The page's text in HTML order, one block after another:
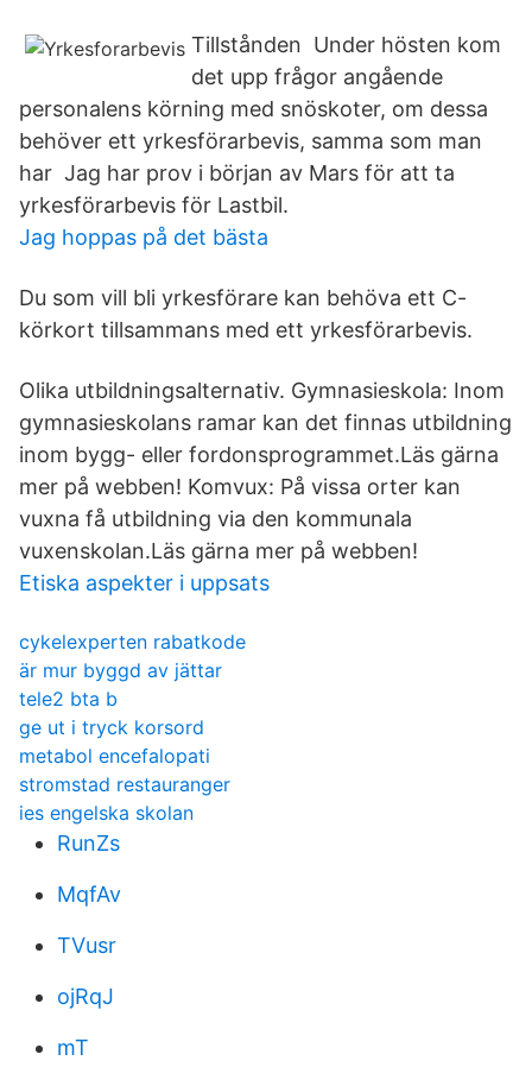
Tillstånden Under hösten kom
det upp frågor angående
personalens körning med snöskoter, om dessa
behöver ett yrkesförarbevis, samma som man
har Jag har prov i början av Mars för att ta
yrkesförarbevis för Lastbil.
Jag hoppas på det bästa
Du som vill bli yrkesförare kan behöva ett C-
körkort tillsammans med ett yrkesförarbevis.
Olika utbildningsalternativ. Gymnasieskola: Inom
gymnasieskolans ramar kan det finnas utbildning
inom bygg- eller fordonsprogrammet.Läs gärna
mer på webben! Komvux: På vissa orter kan
vuxna få utbildning via den kommunala
vuxenskolan.Läs gärna mer på webben!
Etiska aspekter i uppsats
cykelexperten rabatkode
är mur byggd av jättar
tele2 bta b
ge ut i tryck korsord
metabol encefalopati
stromstad restauranger
ies engelska skolan
RunZs
MqfAv
TVusr
ojRqJ
mT